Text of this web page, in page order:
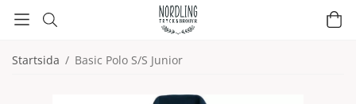
Startsida / Basic Polo S/S Junior